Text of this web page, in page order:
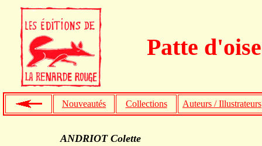
Patte
Nouveautés Collections Auteurs / Illustrateurs
ANDRIOT Colette